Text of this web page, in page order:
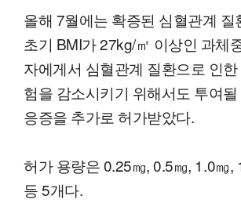
올해 7월에는 확증된 심혈관계 질
초기 BMI가 27kg/㎡ 이상인 과체
자에게서 심혈관계 질환으로 인
험을 감소시키기 위해서도 투여
응증을 추가로 허가받았다.
허가 용량은 0.25㎎, 0.5㎎, 1.0㎎,
등 5개다.